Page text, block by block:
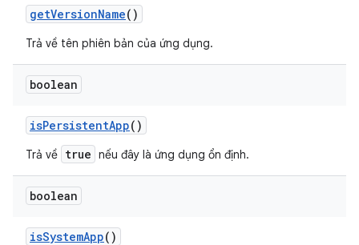
getVersionName()
Trả về tên phiên bản của ứng dụng.
boolean
isPersistentApp()
Trả về true nếu đây là ứng dụng ổn định.
boolean
isSystemApp()